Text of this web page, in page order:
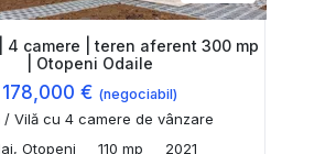
4 camere | teren aferent 300 mp
| Otopeni Odaile
178,000 € (negociabil)
/ Vilă cu 4 camere de vânzare
Otopeni
110 mp 2021